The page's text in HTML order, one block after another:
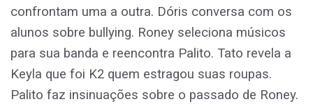
confrontam uma a outra. Dóris conversa com os
alunos sobre bullying. Roney seleciona músicos
para sua banda e reencontra Palito. Tato revela a
Keyla que foi K2 quem estragou suas roupas.
Palito faz insinuações sobre o passado de Roney.